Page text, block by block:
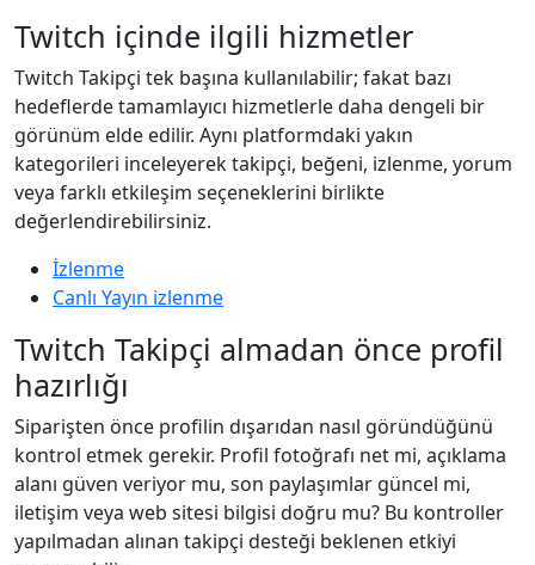
Twitch içinde ilgili hizmetler
Twitch Takipçi tek başına kullanılabilir; fakat bazı
hedeflerde tamamlayıcı hizmetlerle daha dengeli bir
görünüm elde edilir. Aynı platformdaki yakın
kategorileri inceleyerek takipçi, beğeni, izlenme, yorum
veya farklı etkileşim seçeneklerini birlikte
değerlendirebilirsiniz.
İzlenme
Canlı Yayın izlenme
Twitch Takipçi almadan önce profil
hazırlığı
Siparişten önce profilin dışarıdan nasıl göründüğünü
kontrol etmek gerekir. Profil fotoğrafı net mi, açıklama
alanı güven veriyor mu, son paylaşımlar güncel mi,
iletişim veya web sitesi bilgisi doğru mu? Bu kontroller
yapılmadan alınan takipçi desteği beklenen etkiyi